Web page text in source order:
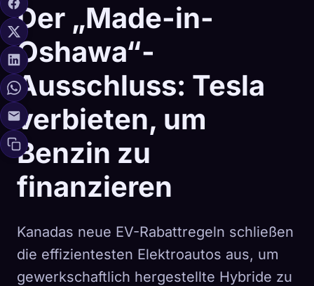
Der „Made-in-
Oshawa“-
Ausschluss: Tesla
verbieten, um
Benzin zu
finanzieren
Kanadas neue EV-Rabattregeln schließen
die effizientesten Elektroautos aus, um
gewerkschaftlich hergestellte Hybride zu